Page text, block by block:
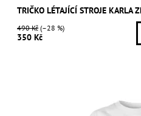
TRIČKO LÉTAJÍCÍ STROJE KARLA
490 Kč(–28 %)
350 Kč